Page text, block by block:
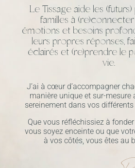
Le Tissage aide les
familles à
émotions et besoins
leurs propres réponses,
éclairés et (re)prendre le
vie.
J’ai à cœur d’accompagner
manière unique et sur-mesure
sereinement dans vos
Que vous réfléchissiez à
vous soyez enceinte ou que
à vos côtés, vous êtes au